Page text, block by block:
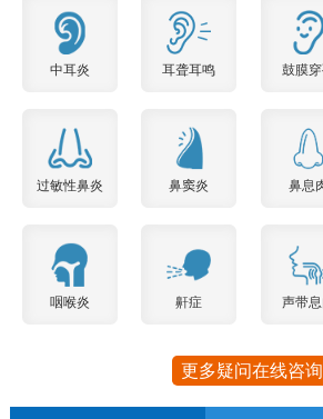
中耳炎 耳聋耳鸣 鼓膜
过敏性鼻炎 鼻窦炎 鼻息
咽喉炎 鼾症 声带
更多疑问在线咨询